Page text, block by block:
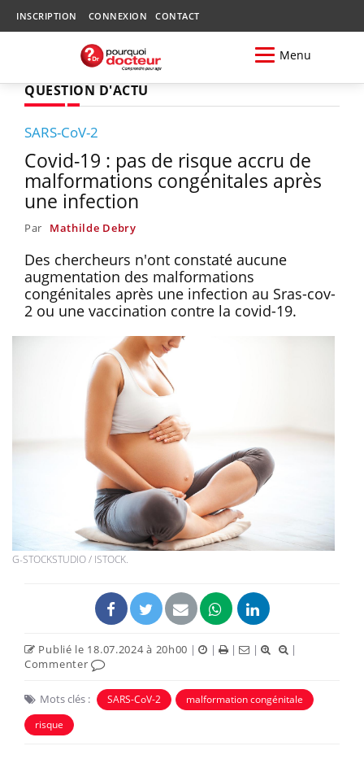
INSCRIPTION CONNEXION CONTACT
Menu
QUESTION D'ACTU
SARS-CoV-2
Covid-19 : pas de risque accru de
malformations congénitales après
une infection
Par Mathilde Debry
Des chercheurs n'ont constaté aucune
augmentation des malformations
congénitales après une infection au Sras-cov-
2 ou une vaccination contre la covid-19.
G-STOCKSTUDIO / ISTOCK.
Publié le 18.07.2024 à 20h00 | | | |
|
Commenter
Mots clés : SARS-CoV-2
malformation congénitale
risque